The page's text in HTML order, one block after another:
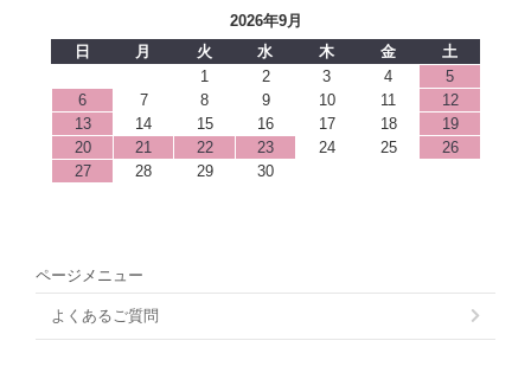
2026年9月
日
月 火 水 木 金
土
1
2 3 4
5
6
7 8 9 10 11
12
13
14 15 16 17 18
19
20
21 22 23 24 25
26
27
28 29 30
ページメニュー
よくあるご質問